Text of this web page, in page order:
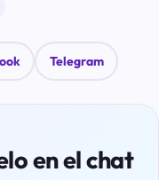
Telegram
en el chat